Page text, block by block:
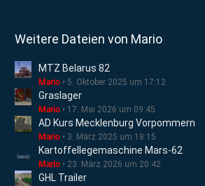
Weitere Dateien von Mario
MTZ Belarus 82
Mario 5. Oktober 2025 um 17:12
Graslager
Mario 17. Mai 2026 um 09:45
AD Kurs Mecklenburg Vorpommern
Mario 3. März 2025 um 18:15
Kartoffellegemaschine Mars-62
Mario 23. März 2026 um 20:42
GHL Trailer